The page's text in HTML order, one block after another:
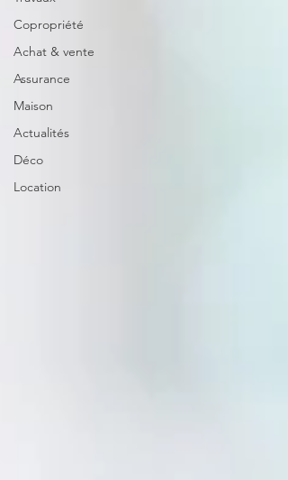
Copropriété
Achat & vente
Assurance
Maison
Actualités
Déco
Location